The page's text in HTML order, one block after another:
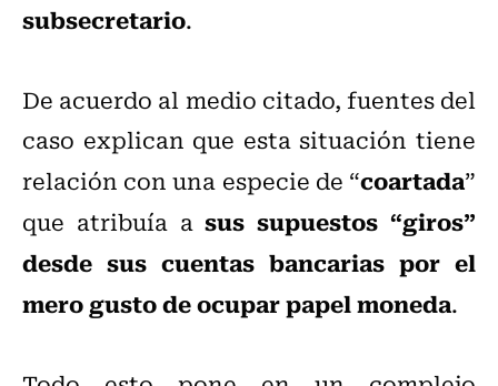
subsecretario.
De acuerdo al medio citado, fuentes del
caso explican que esta situación tiene
relación con una especie de “coartada”
que atribuía asus supuestos “giros”
desde sus cuentas bancarias por el
mero gusto de ocupar papel moneda.